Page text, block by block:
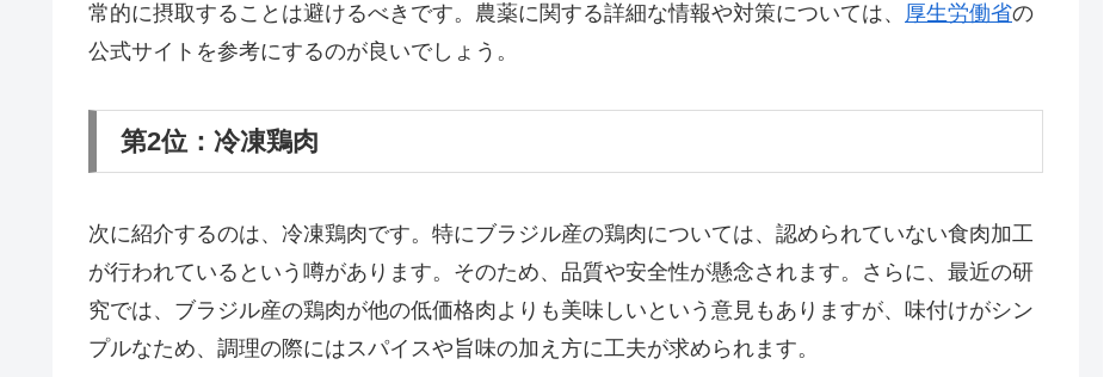
常的に摂取することは避けるべきです。農薬に関する詳細な情報や対策については、 厚生労働省の
公式サイトを参考にするのが良いでしょう。
第2位：冷凍鶏肉
次に紹介するのは、冷凍鶏肉です。特にブラジル産の鶏肉については、認められていない食肉加工
が行われているという噂があります。そのため、品質や安全性が懸念されます。さらに、最近の研
究では、ブラジル産の鶏肉が他の低価格肉よりも美味しいという意見もありますが、味付けがシン
プルなため、調理の際にはスパイスや旨味の加え方に工夫が求められます。